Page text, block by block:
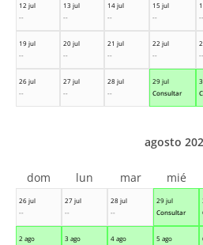
12 jul
--
13 jul
--
14 jul
--
15 jul
--
--
19 jul
--
20 jul
--
21 jul
--
22 jul
--
--
26 jul
--
27 jul
--
28 jul
--
29 jul
Consultar
26 jul
--
27 jul
--
28 jul
--
29 jul
Consultar
2 ago
3 ago
4 ago
5 ago
agosto
dom lun mar mié